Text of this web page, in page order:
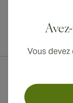
Vous
Livraison